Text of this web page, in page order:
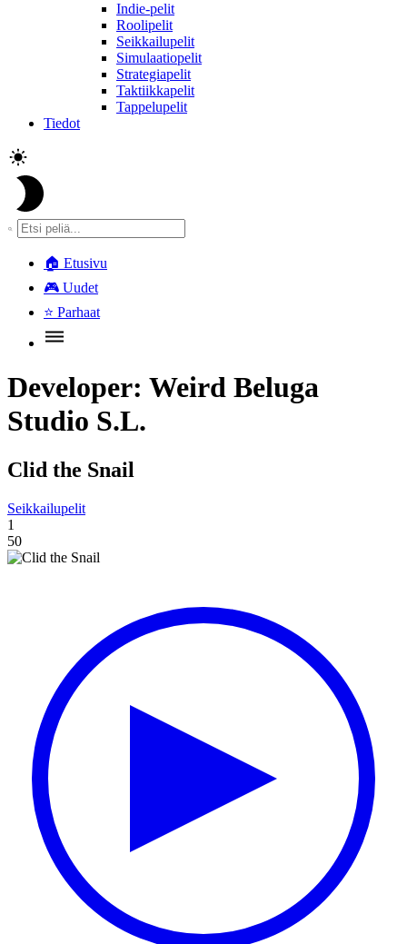
Indie-pelit
Roolipelit
Seikkailupelit
Simulaatiopelit
Strategiapelit
Taktiikkapelit
Tappelupelit
Tiedot
🏠 Etusivu
🎮 Uudet
⭐ Parhaat
Developer: Weird Beluga
Studio S.L.
Clid the Snail
Seikkailupelit
1
50